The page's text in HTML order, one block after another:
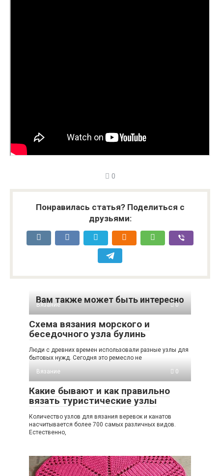
0
Понравилась статья? Поделиться с
друзьями:
Вам также может быть интересно
Вязание 0
Схема вязания морского и
беседочного узла булинь
Люди с древних времен использовали разные узлы для
бытовых нужд. Сегодня это ремесло не
Вязание
0
Какие бывают и как правильно
вязать туристические узлы
Количество узлов для вязания веревок и канатов
насчитывается более 700 самых различных видов.
Естественно,